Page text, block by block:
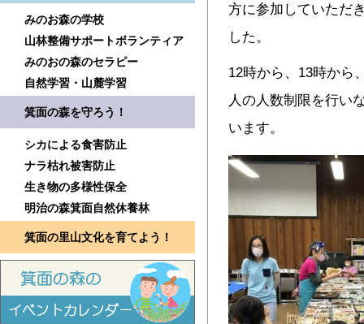
みのお森の学校
山林整備サポートボランティア
みのおの森のセラピー
自然学習・山麓学習
箕面の森を守ろう！
シカによる食害防止
ナラ枯れ被害防止
生き物の多様性保全
明治の森箕面自然休養林
箕面の里山文化を育てよう！
方に参加していただ
した。
12時から、13時から
人の人数制限を行い
います。